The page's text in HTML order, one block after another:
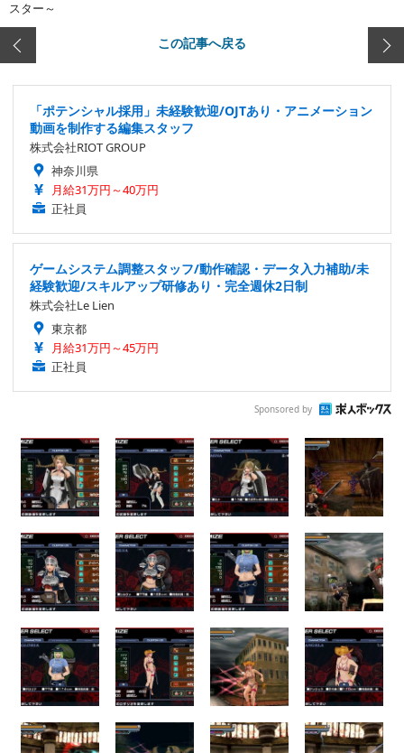
スター～
この記事へ戻る
「ポテンシャル採用」未経験歓迎/OJTあり・アニメーション
動画を制作する編集スタッフ
株式会社RIOT GROUP
神奈川県
月給31万円～40万円
正社員
ゲームシステム調整スタッフ/動作確認・データ入力補助/未
経験歓迎/スキルアップ研修あり・完全週休2日制
株式会社Le Lien
東京都
月給31万円～45万円
正社員
Sponsored by